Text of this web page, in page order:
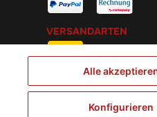
VERSANDARTEN
Alle
Konfigurieren